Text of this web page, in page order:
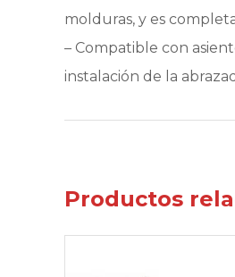
molduras, y es
– Compatible con
instalación de la
Productos